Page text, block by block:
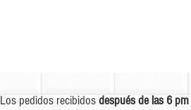
Los pedidos recibidosdespués de las 6 pm